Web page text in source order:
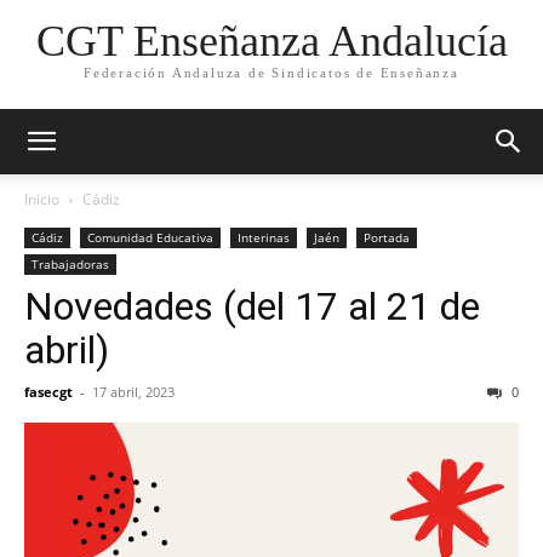
CGT Enseñanza Andalucía
Federación Andaluza de Sindicatos de Enseñanza
Inicio Cádiz
Cádiz Comunidad Educativa Interinas Jaén
Portada
Trabajadoras
Novedades (del 17 al 21 de
abril)
fasecgt - 17 abril, 2023 0